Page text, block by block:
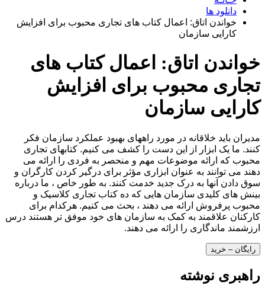
دانلود ها
خواندن اتاق: اعمال کتاب های تجاری محبوب برای افزایش
کارایی سازمان
خواندن اتاق: اعمال کتاب های
تجاری محبوب برای افزایش
کارایی سازمان
مدیران باید خلاقانه در مورد راههای بهبود عملکرد سازمان فکر
کنند. ما یک ابزار از این دست را کشف می کنیم. کتابهای تجاری
محبوب که ارائه موضوعات مهم و منحصر به فردی را ارائه می
دهند می توانند به عنوان ابزاری مؤثر برای درگیر کردن کارگران و
سوق دادن آنها به درک جدید خدمت کنند. به طور خاص ، ما درباره
بینش های کلیدی سازمان هایی که ده کتاب تجاری کلاسیک و
محبوب پرفروش ارائه می دهند ، بحث می کنیم. هرکدام برای
کارکنان علاقمند به کمک به سازمان های خود موفق تر هستند درس
ارزشمند ماندگاری را ارائه می دهند.
رایگان – خرید
راهبری نوشته